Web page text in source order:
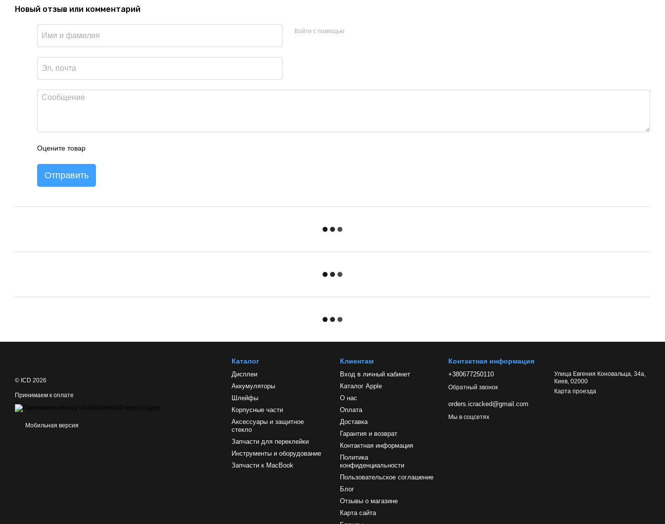
Новый отзыв или комментарий
Войти с помощью
Оцените товар
Отправить
© ICD 2026
Принимаем к оплате
Мобильная версия
Каталог
Дисплеи
Аккумуляторы
Шлейфы
Корпусные части
Аксессуары и защитное
стекло
Запчасти для переклейки
Инструменты и оборудование
Запчасти к MacBook
Клиентам
Вход в личный кабинет
Каталог Apple
О нас
Оплата
Доставка
Гарантия и возврат
Контактная информация
Политика
конфиденциальности
Пользовательское соглашение
Блог
Отзывы о магазине
Карта сайта
Контактная информация
+380677250110
Обратный звонок
orders.icracked@gmail.com
Улица Евгения Коновальца, 34а,
Киев, 02000
Карта проезда
Мы в соцсетях